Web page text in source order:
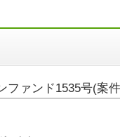
ファンド1535号(案